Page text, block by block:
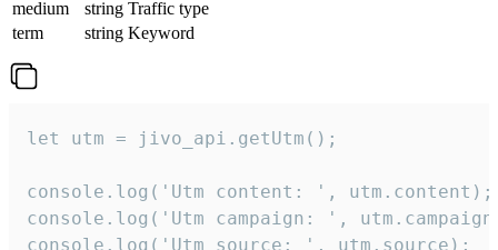
medium
string Traffic type
term
string Keyword
let utm = jivo_api.getUtm();
console.log('Utm content: ', utm.content);
console.log('Utm campaign: ',
console.log('Utm source: ', utm.source);